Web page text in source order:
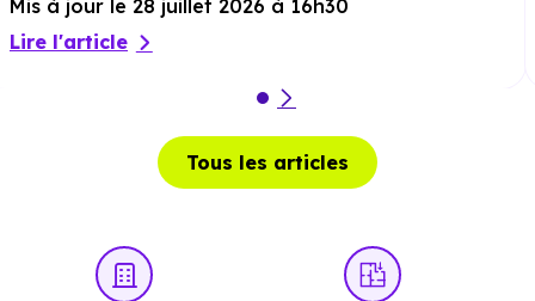
Services :
Commissariat de police de Colmar
La Poste Horbourg Wihr à 2.1 km, soit 4 min en
Bibliothèque :
Mediatheque Departementale
km, soit 5 min en voiture ou à 2.4 km, soit 30 min à
Mis à jour le 28 juillet 2026 à 16h30
Lire l'article
Tous les articles